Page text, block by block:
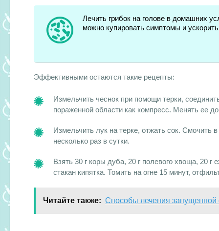
Лечить грибок на голове в домашних
можно купировать симптомы и
Эффективными остаются такие рецепты:
Измельчить чеснок при помощи терки,
пораженной области как компресс. Менять ее
Измельчить лук на терке, отжать сок. Смочить
несколько раз в сутки.
Взять 30 г коры дуба, 20 г полевого хвоща, 20
стакан кипятка. Томить на огне 15 минут,
Читайте также: Способы лечения